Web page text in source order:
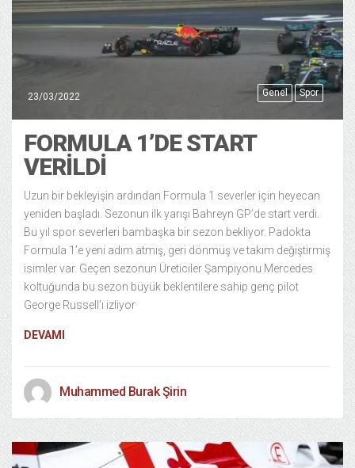
Genel Spor
23/03/2022
FORMULA 1’DE START
VERİLDİ
Uzun bir bekleyişin ardından Formula 1 severler için heyecan
yeniden başladı. Sezonun ilk yarışı Bahreyn GP’de start verdi.
Bu yıl spor severleri bambaşka bir sezon bekliyor. Padokta
Formula 1’e yeni adım atmış, geri dönmüş ve takım değiştirmiş
isimler var. Geçen sezonun Üreticiler Şampiyonu Mercedes
koltuğunda bu sezon büyük beklentilere sahip genç pilot
George Russell’ı izliyor
DEVAMI
Muhammed Burak Şirin